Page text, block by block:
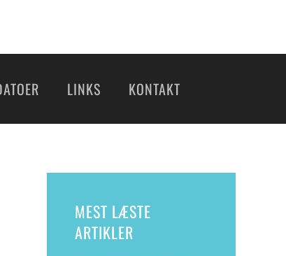
LINKS KONTAKT
MEST LÆSTE
ARTIKLER